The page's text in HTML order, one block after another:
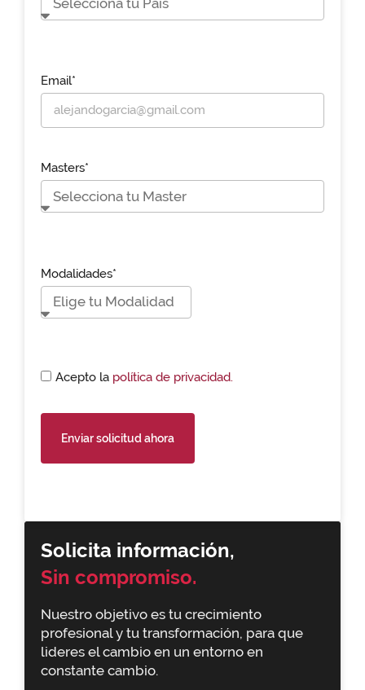
Solicita información,
Sin compromiso.
Nuestro objetivo es tu crecimiento
profesional y tu transformación, para que
lideres el cambio en un entorno en
constante cambio.
Email*
Masters*
Modalidades*
Acepto la política de privacidad.
Enviar solicitud ahora